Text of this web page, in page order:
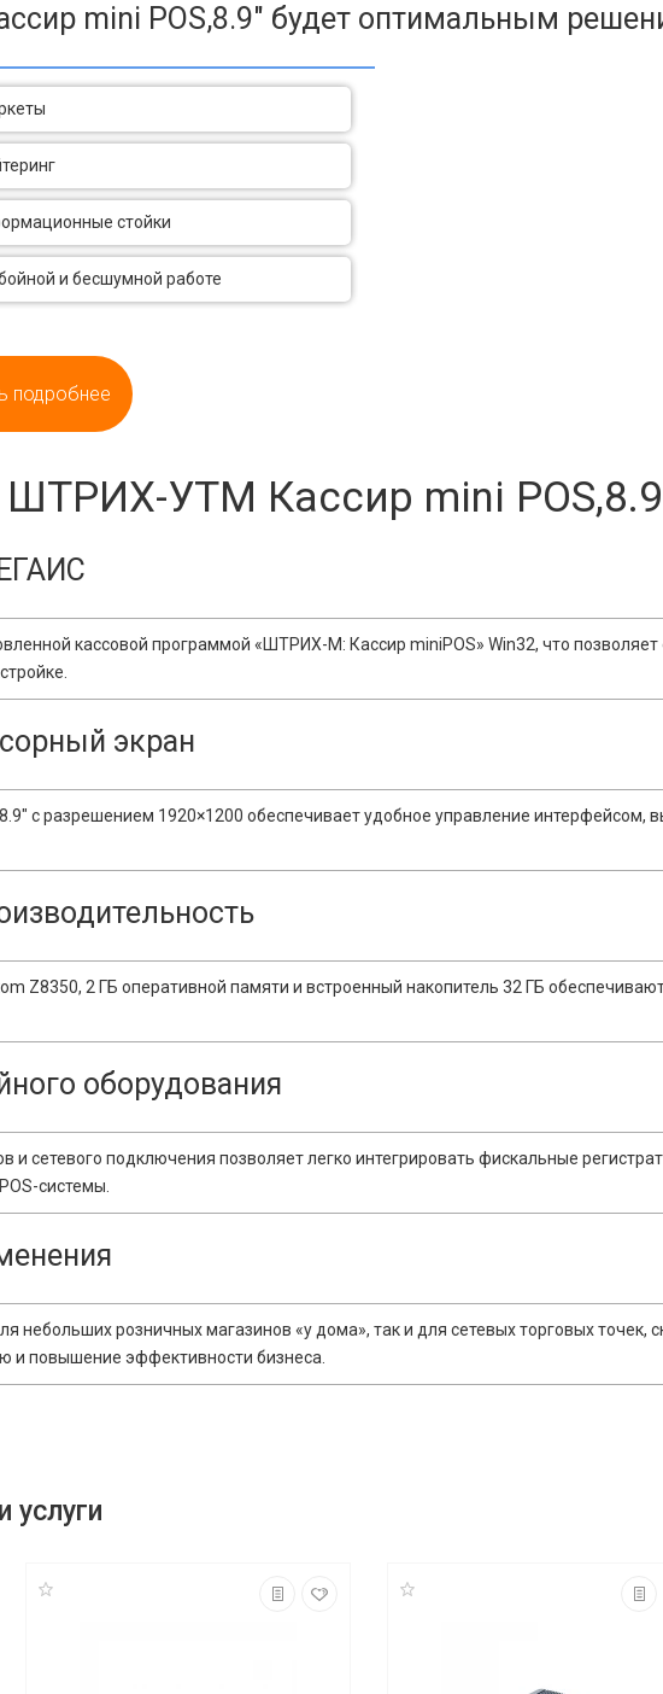
mini POS,8.9" будет оптимальным
стойки
и бесшумной работе
подробнее
ШТРИХ-УТМ Кассир mini
кассовой программой «ШТРИХ-М: Кассир miniPOS» Win32, что позволяет
экран
с разрешением 1920×1200 обеспечивает удобное управление интерфейсом,
Z8350, 2 ГБ оперативной памяти и встроенный накопитель 32 ГБ
оборудования
и сетевого подключения позволяет легко интегрировать фискальные
системы.
небольших розничных магазинов «у дома», так и для сетевых торговых точек,
и повышение эффективности бизнеса.